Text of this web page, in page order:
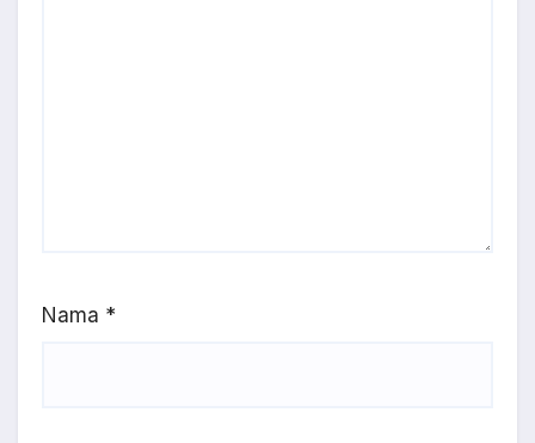
Nama *